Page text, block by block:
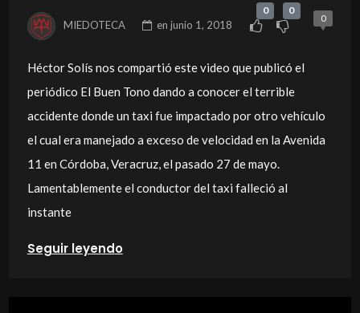
taxistaMIEDOTECA enjunio 1, 2018
0 0
0
Héctor Solís nos compartió este video que publicó el
periódico El Buen Tono dando a conocer el terrible
accidente donde un taxi fue impactado por otro vehículo
el cual era manejado a exceso de velocidad en la Avenida
11 en Córdoba, Veracruz, el pasado 27 de mayo.
Lamentablemente el conductor del taxi falleció al
instante
Seguir leyendo